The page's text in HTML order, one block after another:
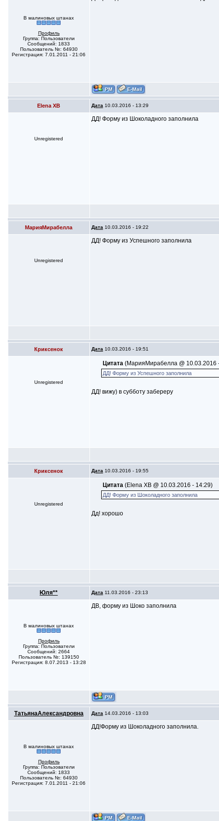
В малиновых штанах
Профиль
Группа: Пользователи
Сообщений: 1833
Пользователь №: 64930
Регистрация: 7.01.2011 - 21:06
Elena XB Дата 10.03.2016 - 13:29
Unregistered
ДД! Форму из Шоколадного заполнила
МарияМирабелла Дата 10.03.2016 - 19:22
Unregistered
ДД! Форму из Успешного заполнила
Криксенок Дата 10.03.2016 - 19:51
Unregistered
Цитата (МарияМирабелла @ 10.03.2016
ДД! Форму из Успешного заполнила
ДД! вижу) в субботу забереру
Криксенок Дата 10.03.2016 - 19:55
Unregistered
Цитата (Elena XB @ 10.03.2016 - 14:29)
ДД! Форму из Шоколадного заполнила
Дд! хорошо
Юля** Дата 11.03.2016 - 23:13
В малиновых штанах
Профиль
Группа: Пользователи
Сообщений: 2664
Пользователь №: 139150
Регистрация: 8.07.2013 - 13:28
ДВ, форму из Шоко заполнила
ТатьянаАлександровна Дата 14.03.2016 - 13:03
В малиновых штанах
Профиль
Группа: Пользователи
Сообщений: 1833
Пользователь №: 64930
Регистрация: 7.01.2011 - 21:06
ДД!Форму из Шоколадного заполнила.